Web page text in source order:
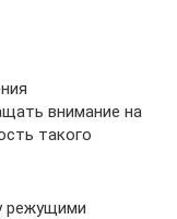
внимание на
такого
режущими